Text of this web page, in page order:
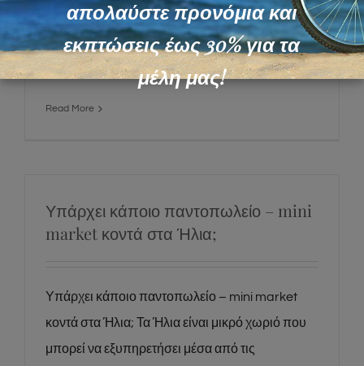
αλιευτικό καταφύγιο που διαθέτουν τα ‘Ηλια είναι
ασφαλές και διαθέσιμο σε όποιον από τους
διαμένοντες του Ilia mare hotel διαθέτει σκάφος..
Read More
Υπάρχει κάποιο παντοπωλείο – mini
market κοντά στα Ήλια;
Υπάρχει κάποιο παντοπωλείο – mini market
κοντά στα Ήλια; Τα Ήλια είναι μικρό χωριό που
μπορεί να εξυπηρετήσει μέσα από τις
απολαύστε προνόμια και
εκπτώσεις έως 30% για τα
μέλη μας!